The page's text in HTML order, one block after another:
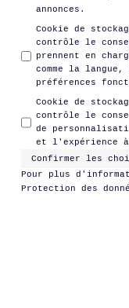
annonces.
Cookie de
contrôle le
prennent en
comme la
préférences
Cookie de
contrôle le
de
et l'expérience à
Confirmer les
Pour plus
Protection des